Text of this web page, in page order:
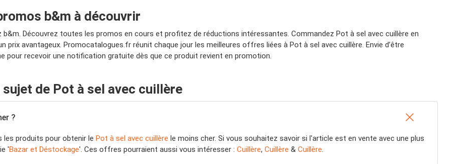
b&m à découvrir
Découvrez toutes les promos en cours et profitez de réductions intéressantes. Commandez Pot à sel avec cuillère en
prix avantageux. Promocatalogues.fr réunit chaque jour les meilleures offres liées à Pot à sel avec cuillère. Envie d’être
pour recevoir une notification gratuite dès que ce produit revient en promotion.
de Pot à sel avec cuillère
?
les produits pour obtenir le Pot à sel avec cuillère le moins cher. Si vous souhaitez savoir si l'article est en vente avec une plus
'Bazar et Déstockage'. Ces offres pourraient aussi vous intéresser : Cuillère, Cuillère & Cuillère.